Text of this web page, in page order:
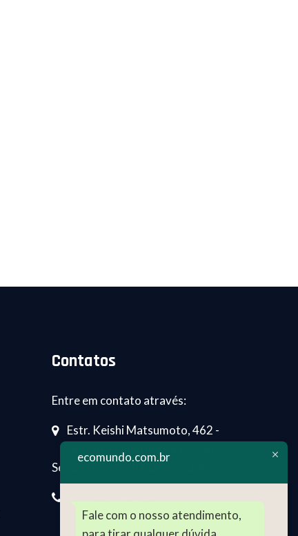
Contatos
Entre em contato através:
Estr. Keishi Matsumoto, 462 -
Jd.Tomé, Embu das Artes - SP -
Segunda-Sexta 8:00h - 18:00h
(11) 4241-4129
ecomundo.com.br
Fale com o nosso atendimento,